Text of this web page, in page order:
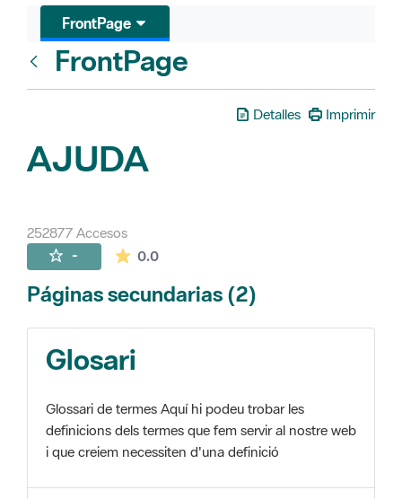
FrontPage
FrontPage
Detalles Imprimir
AJUDA
252877 Accesos
- 0.0La valoración media es de 0 estrellas de
Páginas secundarias (2)
Glosari
Glossari de termes Aquí hi podeu trobar les
definicions dels termes que fem servir al nostre web
i que creiem necessiten d'una definició